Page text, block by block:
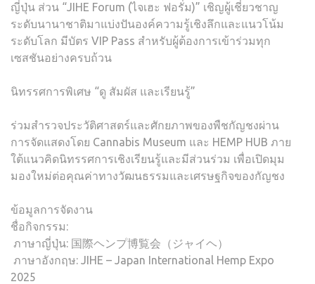
ญี่ปุ่น ส่วน “JIHE Forum (ไจเฮะ ฟอรั่ม)” เชิญผู้เชี่ยวชาญ
ระดับนานาชาติมาแบ่งปันองค์ความรู้เชิงลึกและแนวโน้ม
ระดับโลก มีบัตร VIP Pass สำหรับผู้ต้องการเข้าร่วมทุก
เซสชันอย่างครบถ้วน
นิทรรศการพิเศษ “ดู สัมผัส และเรียนรู้”
ร่วมสำรวจประวัติศาสตร์และศักยภาพของพืชกัญชงผ่าน
การจัดแสดงโดย Cannabis Museum และ HEMP HUB ภาย
ใต้แนวคิดนิทรรศการเชิงเรียนรู้และมีส่วนร่วม เพื่อเปิดมุม
มองใหม่ต่อคุณค่าทางวัฒนธรรมและเศรษฐกิจของกัญชง
ข้อมูลการจัดงาน
ชื่อกิจกรรม:
ภาษาญี่ปุ่น: 国際ヘンプ博覧会（ジャイヘ）
ภาษาอังกฤษ: JIHE – Japan International Hemp Expo
2025